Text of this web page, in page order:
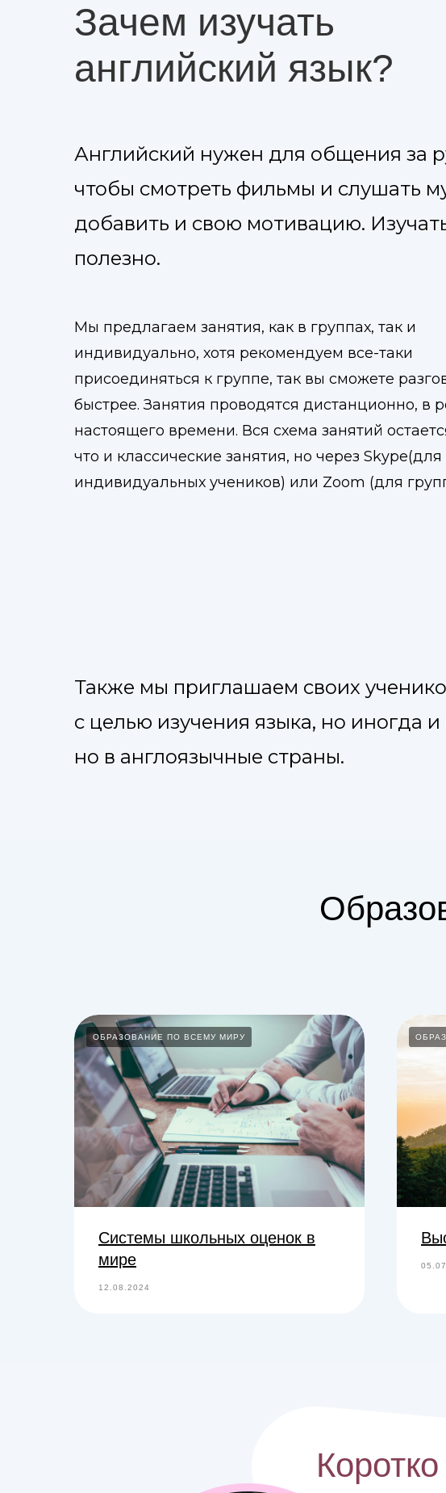
Зачем изучать
английский язык?
Английский нужен для общения за
чтобы смотреть фильмы и слушать
добавить и свою мотивацию.
полезно.
Мы предлагаем занятия, как в группах, так и
индивидуально, хотя рекомендуем все-таки
присоединяться к группе, так вы сможете
быстрее. Занятия проводятся дистанционно, в
настоящего времени. Вся схема занятий
что и классические занятия, но через Skype(для
индивидуальных учеников) или Zoom (для
Также мы приглашаем своих
с целью изучения языка, но иногда и
но в англоязычные страны.
ОБРАЗОВАНИЕ ПО ВСЕМУ МИРУ
Системы школьных оценок в
мире
12.08.2024